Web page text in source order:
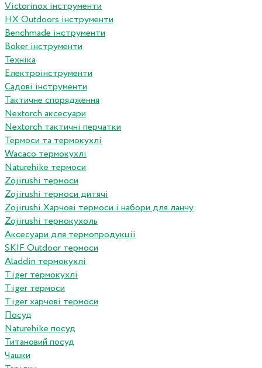
Victorinox інструменти
HX Outdoors інструменти
Benchmade інструменти
Boker інструменти
Техніка
Електроінструменти
Садові інструменти
Тактичне спорядження
Nextorch аксесуари
Nextorch тактичні перчатки
Термоси та термокухлі
Wacaco термокухлі
Naturehike термоси
Zojirushi термоси
Zojirushi термоси дитячі
Zojirushi Харчові термоси і набори для ланчу
Zojirushi термокухоль
Аксесуари для термопродукціі
SKIF Outdoor термоси
Aladdin термокухлі
Tiger термокухлі
Tiger термоси
Tiger харчові термоси
Посуд
Naturehike посуд
Титановий посуд
Чашки